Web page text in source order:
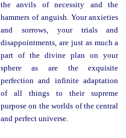
the anvils of necessity and the
hammers of anguish. Your anxieties
and sorrows, your trials and
disappointments, are just as much a
part of the divine plan on your
sphere as are the exquisite
perfection and infinite adaptation
of all things to their supreme
purpose on the worlds of the central
and perfect universe.